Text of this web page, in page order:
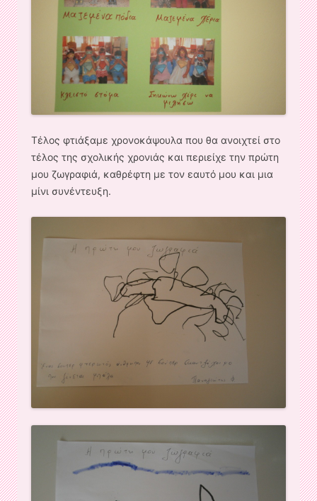
Τέλος φτιάξαμε χρονοκάψουλα που θα ανοιχτεί στο
τέλος της σχολικής χρονιάς και περιείχε την πρώτη
μου ζωγραφιά, καθρέφτη με τον εαυτό μου και μια
μίνι συνέντευξη.